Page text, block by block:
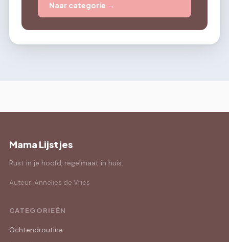
Naar categorie →
Mama Lijstjes
Rust in je hoofd, regelmaat in huis.
Auteur: Annelies de Vries
CATEGORIEËN
Ochtendroutine